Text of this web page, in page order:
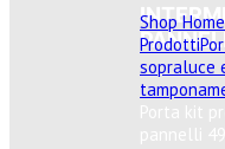
Shop Home
Prodotti
sopraluce